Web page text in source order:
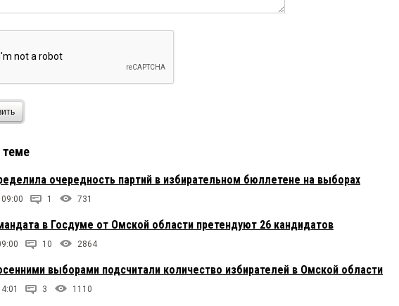
очередность партий в избирательном бюллетене на выборах
09:00 1 731
в Госдуме от Омской области претендуют 26 кандидатов
10 2864
выборами подсчитали количество избирателей в Омской области
3 1110